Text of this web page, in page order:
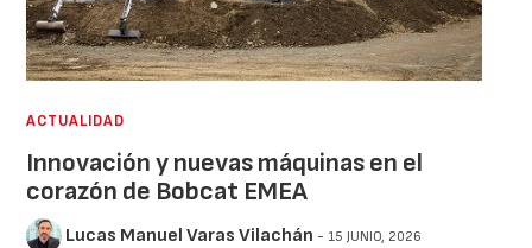
ACTUALIDAD
Innovación y nuevas máquinas en el
corazón de Bobcat EMEA
Lucas Manuel Varas Vilachán - 15 JUNIO, 2026